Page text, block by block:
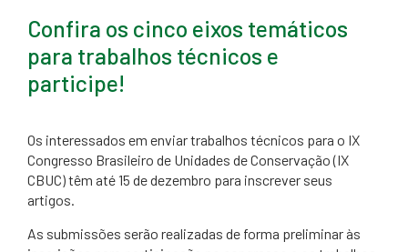
Confira os cinco eixos temáticos
para trabalhos técnicos e
participe!
Os interessados em enviar trabalhos técnicos para o IX
Congresso Brasileiro de Unidades de Conservação (IX
CBUC) têm até 15 de dezembro para inscrever seus
artigos.
As submissões serão realizadas de forma preliminar às